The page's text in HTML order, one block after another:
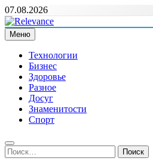
Перейти
к
содержимому
07.08.2026
Relevance
Релевантні новини — саме те, що
Меню
Технологии
Бизнес
Здоровье
Разное
Досуг
Знаменитости
Спорт
Найти: